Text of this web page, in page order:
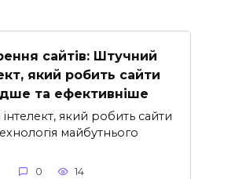
сайтів: Штучний
який робить сайти
та ефективніше
який робить сайти
майбутнього
0 14